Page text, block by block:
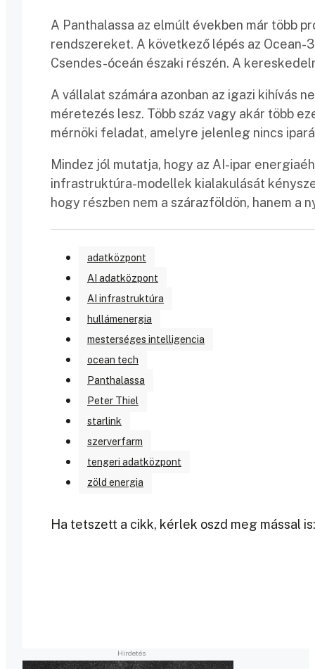
A Panthalassa az elmúlt években már több
rendszereket. A következő lépés az
Csendes-óceán északi részén. A
A vállalat számára azonban az igazi kihívás
méretezés lesz. Több száz vagy akár több
mérnöki feladat, amelyre jelenleg nincs
Mindez jól mutatja, hogy az AI-ipar
infrastruktúra-modellek kialakulását
hogy részben nem a szárazföldön, hanem a
adatközpont
AI adatközpont
AI infrastruktúra
hullámenergia
mesterséges intelligencia
ocean tech
Panthalassa
Peter Thiel
starlink
szerverfarm
tengeri adatközpont
zöld energia
Ha tetszett a cikk, kérlek oszd meg mással is: